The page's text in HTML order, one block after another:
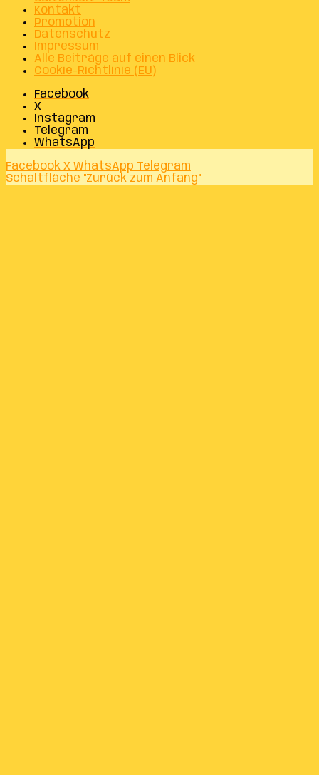
Kontakt
Promotion
Datenschutz
Impressum
Alle Beiträge auf einen Blick
Cookie-Richtlinie (EU)
Facebook
X
Instagram
Telegram
WhatsApp
Facebook X WhatsApp Telegram
Schaltfläche "Zurück zum Anfang"